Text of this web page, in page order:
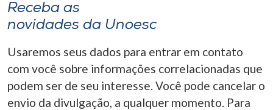
Selecione
o idioma
Receba as
novidades da Unoesc
Usaremos seus dados para entrar em contato
com você sobre informações correlacionadas que
podem ser de seu interesse. Você pode cancelar o
envio da divulgação, a qualquer momento. Para